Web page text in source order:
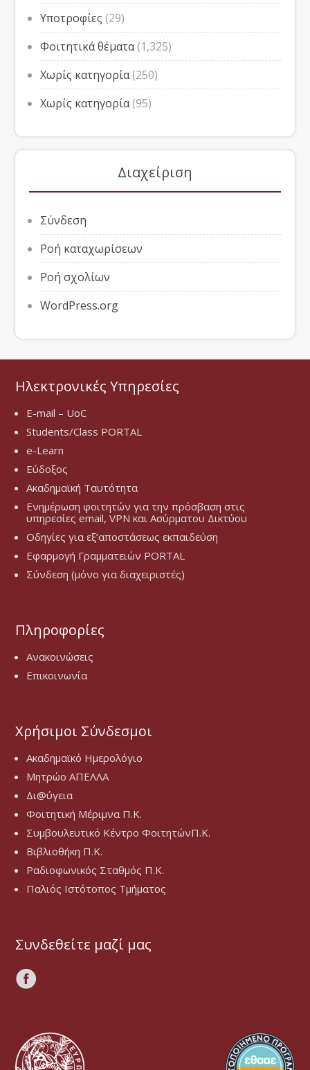
Υποτροφίες (29)
Φοιτητικά θέματα(1,325)
Χωρίς κατηγορία(250)
Χωρίς κατηγορία(95)
Διαχείριση
Σύνδεση
Ροή καταχωρίσεων
Ροή σχολίων
WordPress.org
Ηλεκτρονικές Υπηρεσίες
E-mail – UoC
Students/Class PORTAL
e-Learn
Εύδοξος
Ακαδημαϊκή Ταυτότητα
Ενημέρωση φοιτητών για την πρόσβαση στις
υπηρεσίες email, VPN και Ασύρματου Δικτύου
Οδηγίες για εξ’αποστάσεως εκπαιδεύση
Εφαρμογή Γραμματειών PORTAL
Σύνδεση (μόνο για διαχειριστές)
Πληροφορίες
Ανακοινώσεις
Επικοινωνία
Χρήσιμοι Σύνδεσμοι
Ακαδημαϊκό Ημερολόγιο
Μητρώο ΑΠΕΛΛΑ
Δι@ύγεια
Φοιτητική Μέριμνα Π.Κ.
Συμβουλευτικό Κέντρο ΦοιτητώνΠ.Κ.
Βιβλιοθήκη Π.Κ.
Ραδιοφωνικός Σταθμός Π.Κ.
Παλιός Ιστότοπος Τμήματος
Συνδεθείτε μαζί μας